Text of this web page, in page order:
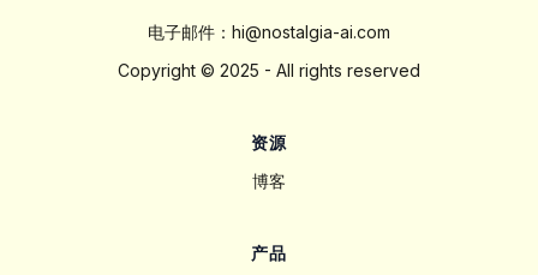
电子邮件： hi@nostalgia-ai.com
Copyright © 2025 - All rights reserved
资源
博客
产品